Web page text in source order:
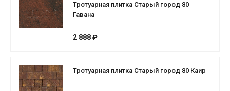
Тротуарная плитка Старый город 80
Гавана
2 888 ₽
Тротуарная плитка Старый город 80 Каир